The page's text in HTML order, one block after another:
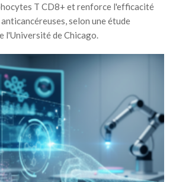
T CD8+ et renforce l'efficacité
selon une étude
l'Université de Chicago.